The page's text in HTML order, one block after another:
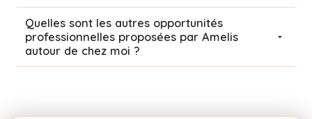
Quelles sont les autres opportunités
professionnelles proposées par Amelis
autour de chez moi ?